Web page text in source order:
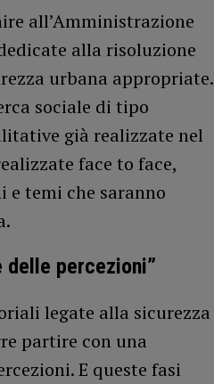
all’Amministrazione
alla risoluzione
urbana appropriate.
sociale di tipo
già realizzate nel
face to face,
e temi che saranno
delle percezioni”
legate alla sicurezza
partire con una
E queste fasi